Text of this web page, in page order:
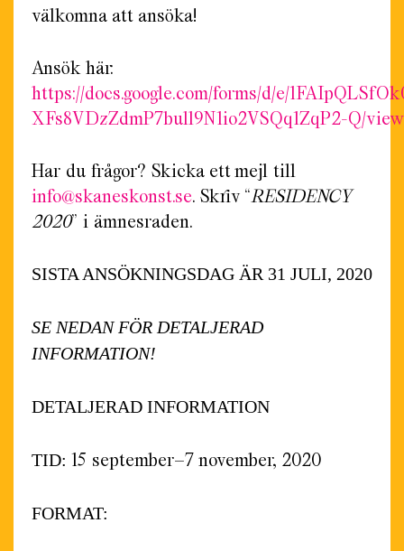
välkomna att ansöka!
Ansök här:
https://docs.google.com/forms/d/e/
XFs8VDzZdmP7bull9N1io2VSQq1ZqP2-Q/
Har du frågor? Skicka ett mejl till
info@skaneskonst.se. Skriv “RESIDENCY
2020” i ämnesraden.
SISTA ANSÖKNINGSDAG ÄR 31 JULI, 2020
SE NEDAN FÖR DETALJERAD
INFORMATION!
DETALJERAD INFORMATION
TID: 15 september–7 november, 2020
FORMAT: